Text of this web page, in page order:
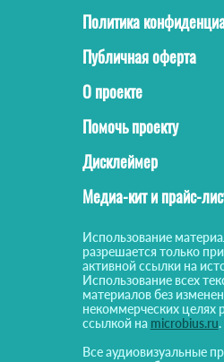
Политика
Публичная оферта
О проекте
Помочь проекту
Дисклеймер
Медиа-кит и прайс-
Использование
разрешается только
активной ссылки на
Использование всех
материалов без
некоммерческих целях
ссылкой на microbius.ru.
Все аудиовизуальные